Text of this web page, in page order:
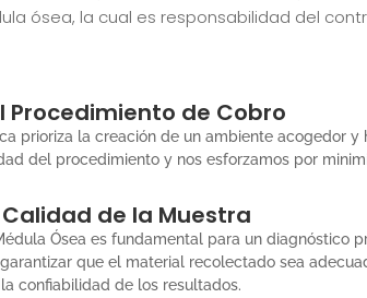
ósea, la cual es responsabilidad del
Procedimiento de Cobro
prioriza la creación de un ambiente acogedor
del procedimiento y nos esforzamos por
de la Muestra
Ósea es fundamental para un diagnóstico
que el material recolectado sea
confiabilidad de los resultados.